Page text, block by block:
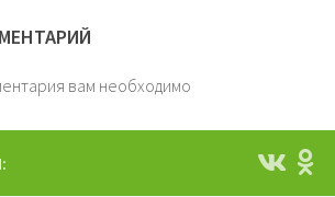
вам необходимо